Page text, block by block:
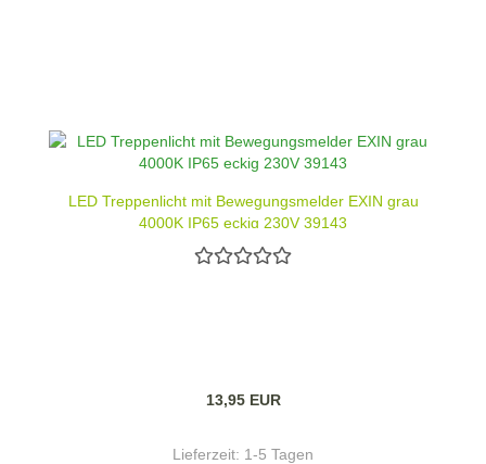
LED Treppenlicht mit Bewegungsmelder EXIN grau
4000K IP65 eckig 230V 39143
13,95 EUR
Lieferzeit: 1-5 Tagen